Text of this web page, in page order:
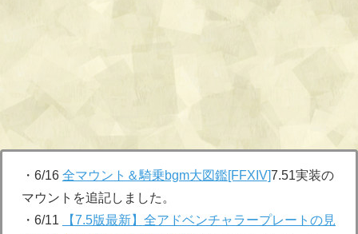
・6/16 全マウント＆騎乗bgm大図鑑[FFXIV]7.51実装の
マウントを追記しました。
・6/11
【7.5版最新】全アドベンチャラープレートの見